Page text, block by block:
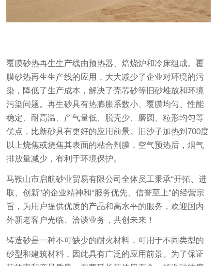
覆膜砂热再生生产线由预热器、焙烧炉和冷床组成。覆
膜砂热再生生产线的应用，大大减少了企业对环境的污
染，降低了生产成本，解决了壳芯砂等旧砂堆放和环境
污染问题。再生砂具有热膨胀系数小、覆膜均匀、性能
稳定、耐高温、产气量低、脱壳少、磨圆、粒形均匀等
优点，比新砂具有更好的应用前景。旧沙子加热到700度
以上烧焦或烧焦其表面的粘合剂膜，空气预热后，烟气
排放量减少，有利于环境保护。
马鞍山市启航砂业贸易有限公司全体员工秉承“开拓、进
取、创新”的企业精神和“服务优先、信誉至上”的经营宗
旨，为用户提供优质的产品和高水平的服务，欢迎国内
外新老客户光临、洽谈业务，共创未来！
铸造砂是一种不可缺少的耐火材料，可用于不同类型的
砂型和建筑材料，因此具有广泛的应用前景。为了保证